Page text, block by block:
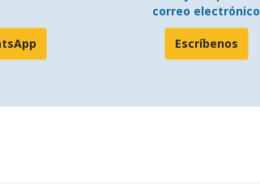
correo electrónico
Escríbenos